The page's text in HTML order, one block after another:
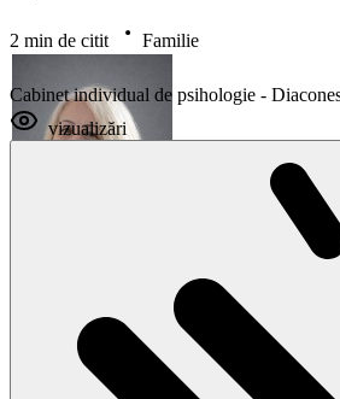
2 min de citit Familie
Cabinet individual de psihologie -
vizualizări